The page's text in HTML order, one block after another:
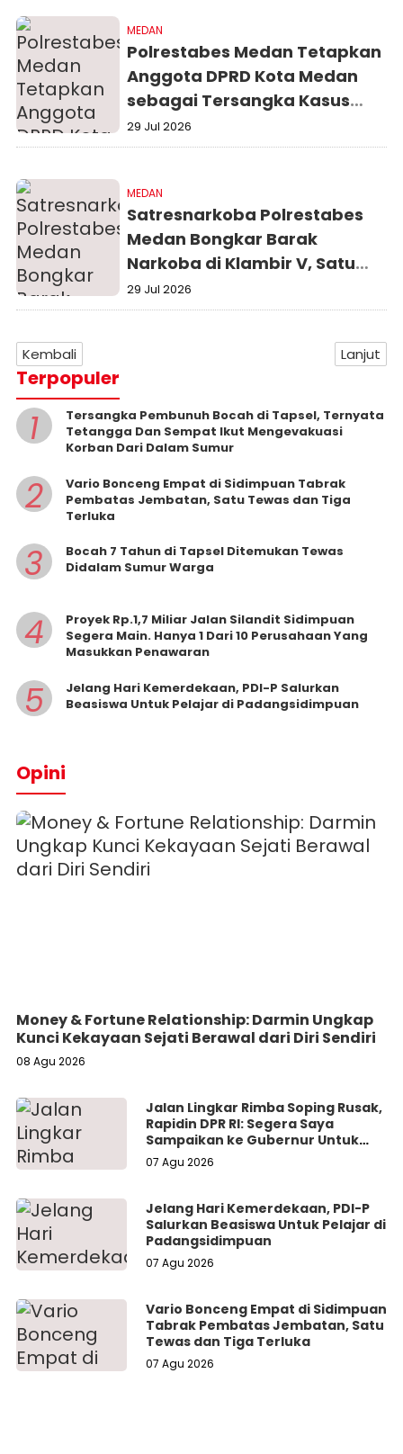
MEDAN
Polrestabes Medan Tetapkan
Anggota DPRD Kota Medan
sebagai Tersangka Kasus
Dugaan Pengeroyokan
29 Jul 2026
MEDAN
Satresnarkoba Polrestabes
Medan Bongkar Barak
Narkoba di Klambir V, Satu
Pengedar Ditangkap
29 Jul 2026
Kembali Lanjut
Terpopuler
1
Tersangka Pembunuh Bocah di Tapsel, Ternyata
Tetangga Dan Sempat Ikut Mengevakuasi
Korban Dari Dalam Sumur
2
Vario Bonceng Empat di Sidimpuan Tabrak
Pembatas Jembatan, Satu Tewas dan Tiga
Terluka
3
Bocah 7 Tahun di Tapsel Ditemukan Tewas
Didalam Sumur Warga
4
Proyek Rp.1,7 Miliar Jalan Silandit Sidimpuan
Segera Main. Hanya 1 Dari 10 Perusahaan Yang
Masukkan Penawaran
5
Jelang Hari Kemerdekaan, PDI-P Salurkan
Beasiswa Untuk Pelajar di Padangsidimpuan
Opini
Money & Fortune Relationship: Darmin Ungkap
Kunci Kekayaan Sejati Berawal dari Diri Sendiri
08 Agu 2026
Jalan Lingkar Rimba Soping Rusak,
Rapidin DPR RI: Segera Saya
Sampaikan ke Gubernur Untuk
Perbaikan
07 Agu 2026
Jelang Hari Kemerdekaan, PDI-P
Salurkan Beasiswa Untuk Pelajar di
Padangsidimpuan
07 Agu 2026
Vario Bonceng Empat di Sidimpuan
Tabrak Pembatas Jembatan, Satu
Tewas dan Tiga Terluka
07 Agu 2026